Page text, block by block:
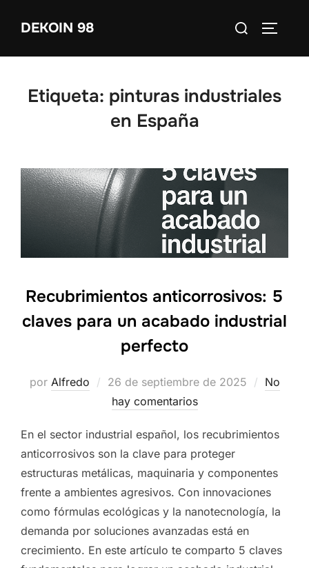
DEKOIN 98 Buscar:
Etiqueta: pinturas industriales
en España
Recubrimientos anticorrosivos: 5
claves para un acabado industrial
perfecto
por Alfredo
Publicado
el
26 de septiembre de 2025
No
hay comentarios
En el sector industrial español, los recubrimientos
anticorrosivos son la clave para proteger
estructuras metálicas, maquinaria y componentes
frente a ambientes agresivos. Con innovaciones
como fórmulas ecológicas y la nanotecnología, la
demanda por soluciones avanzadas está en
crecimiento. En este artículo te comparto 5 claves